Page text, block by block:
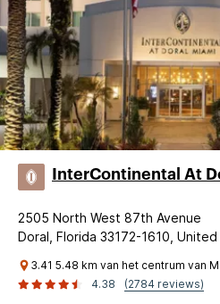
InterContinental At
2505 North West 87th Avenue
Doral, Florida 33172-1610,
3.41 5.48 km van het centrum van
4.38
(2784 reviews)